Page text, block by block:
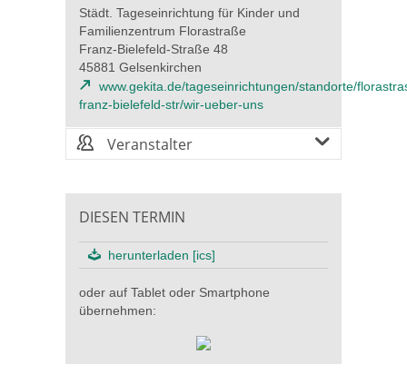
Städt. Tageseinrichtung für Kinder und
Familienzentrum Florastraße
Franz-Bielefeld-Straße 48
45881 Gelsenkirchen
www.gekita.de/tageseinrichtungen/standorte/
franz-bielefeld-str/wir-ueber-uns
Veranstalter
DIESEN TERMIN
herunterladen [ics]
oder auf Tablet oder Smartphone
übernehmen: